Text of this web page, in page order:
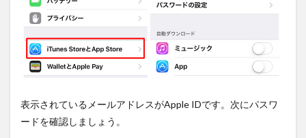
3.1
フリ
ーメ
ール
へ変
更す
表示されているメールアドレスがApple IDです。次にパスワ
ードを確認しましょう。